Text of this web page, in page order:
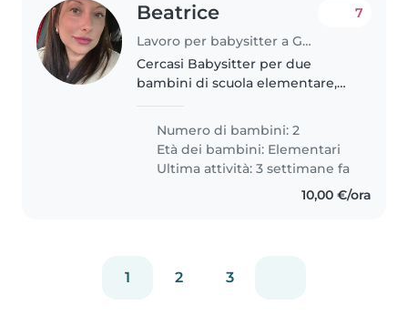
Beatrice
Lavoro per babysitter a Genova
7
Cercasi Babysitter per due
bambini di scuola elementare,
nostra famiglia ha bisogno di
qualcuno che possa prendersi
cura dei nostri figli a casa nostra...
Numero di bambini: 2
Età dei bambini: Elementari
Ultima attività: 3 settimane fa
10,00 €/ora
1 2 3